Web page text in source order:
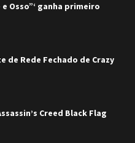
Osso”‘ ganha primeiro
de Rede Fechado de Crazy
Creed Black Flag